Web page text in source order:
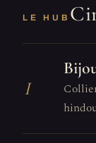
LE HUB
I